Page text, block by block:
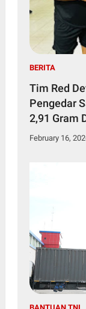
BERITA
Tim Red
Pengedar
2,91 Gram
February 16,